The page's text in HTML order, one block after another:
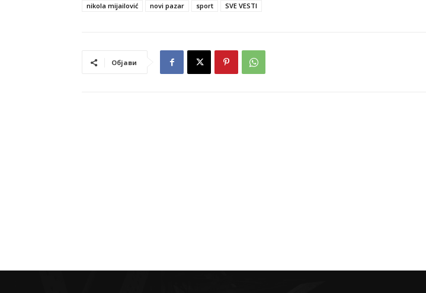
nikola mijailović
novi pazar sport SVE VESTI
Објави